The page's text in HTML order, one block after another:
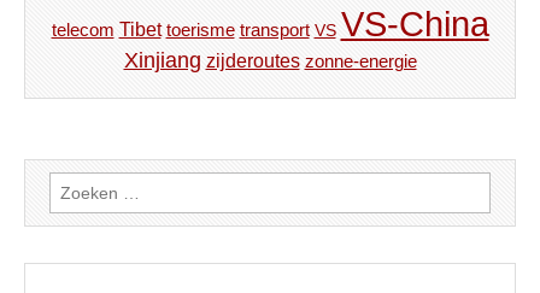
telecom Tibet toerisme transport VS VS-China
Xinjiang zijderoutes zonne-energie
Zoeken
naar: